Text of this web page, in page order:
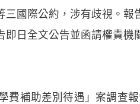
國際公約，涉有歧視。
日全文公告並函請權責
費補助差別待遇」案調查